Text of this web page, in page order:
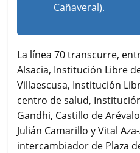
Cañaveral).
La línea 70 transcurre,
Alsacia, Institución Libre
Villaescusa, Institución
centro de salud,
Gandhi, Castillo de
Julián Camarillo y Vital
intercambiador de Plaza